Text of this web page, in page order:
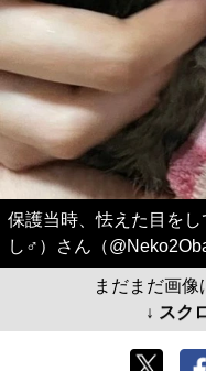
保護当時、怯えた目を
し♂）さん（
まだまだ画像
↓ スク